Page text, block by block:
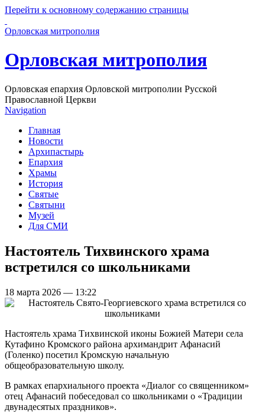
Перейти к основному содержанию страницы
Орловская митрополия
Орловская митрополия
Орловская епархия Орловской митрополии Русской
Православной Церкви
Navigation
Главная
Новости
Архипастырь
Епархия
Храмы
История
Святые
Святыни
Музей
Для СМИ
Настоятель Тихвинского храма
встретился со школьниками
18 марта 2026 — 13:22
Настоятель храма Тихвинской иконы Божией Матери села
Кутафино Кромского района архимандрит Афанасий
(Голенко) посетил Кромскую начальную
общеобразовательную школу.
В рамках епархиального проекта «Диалог со священником»
отец Афанасий побеседовал со школьниками о «Традиции
двунадесятых праздников».